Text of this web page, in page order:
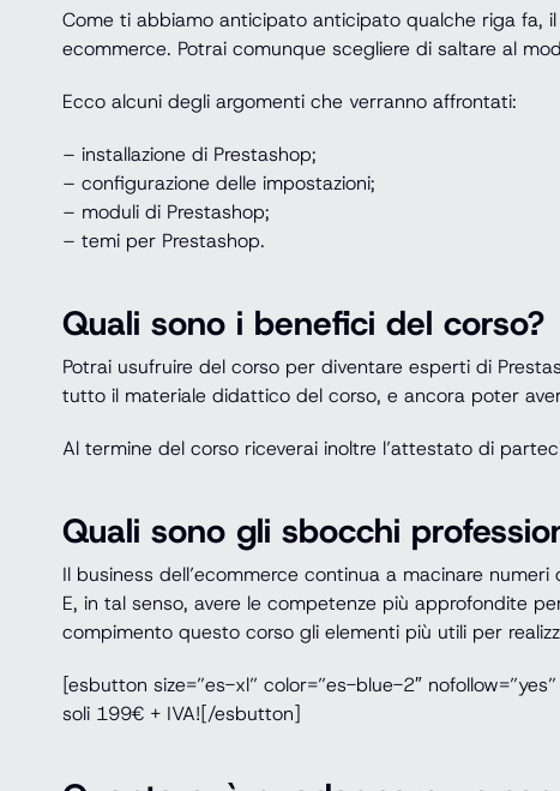
Come ti abbiamo anticipato anticipato qualche riga fa,
ecommerce. Potrai comunque scegliere di saltare al
Ecco alcuni degli argomenti che verranno affrontati:
– installazione di Prestashop;
– configurazione delle impostazioni;
– moduli di Prestashop;
– temi per Prestashop.
Quali sono i benefici del corso?
Potrai usufruire del corso per diventare esperti di
tutto il materiale didattico del corso, e ancora poter
Al termine del corso riceverai inoltre l’attestato di
Quali sono gli sbocchi
Il business dell’ecommerce continua a macinare
E, in tal senso, avere le competenze più approfondite
compimento questo corso gli elementi più utili per
[esbutton size=”es-xl” color=”es-blue-2″
soli 199€ + IVA![/esbutton]